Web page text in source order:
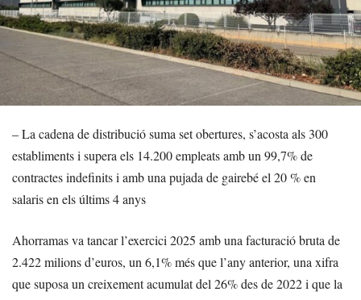
– La cadena de distribució suma set obertures, s’acosta als 300
establiments i supera els 14.200 empleats amb un 99,7% de
contractes indefinits i amb una pujada de gairebé el 20 % en
salaris en els últims 4 anys
Ahorramas va tancar l’exercici 2025 amb una facturació bruta de
2.422 milions d’euros, un 6,1% més que l’any anterior, una xifra
que suposa un creixement acumulat del 26% des de 2022 i que la